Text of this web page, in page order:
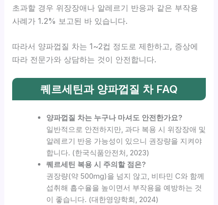
초과할 경우 위장장애나 알레르기 반응과 같은 부작용
사례가 1.2% 보고된 바 있습니다.
따라서 양파껍질 차는 1~2컵 정도로 제한하고, 증상에
따라 전문가와 상담하는 것이 안전합니다.
퀘르세틴과 양파껍질 차 FAQ
양파껍질 차는 누구나 마셔도 안전한가요?
일반적으로 안전하지만, 과다 복용 시 위장장애 및
알레르기 반응 가능성이 있으니 권장량을 지켜야
합니다. (한국식품안전처, 2023)
퀘르세틴 복용 시 주의할 점은?
권장량(약 500mg)을 넘지 않고, 비타민 C와 함께
섭취해 흡수율을 높이면서 부작용을 예방하는 것
이 좋습니다. (대한영양학회, 2024)